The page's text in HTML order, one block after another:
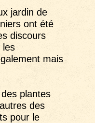
jardin de
ont été
discours
les
mais
plantes
des
pour le